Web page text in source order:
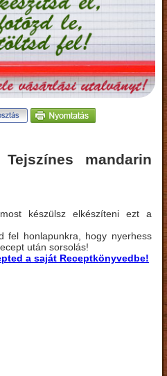
mandarin
készülsz elkészíteni ezt a
fel honlapunkra, hogy nyerhess
után sorsolás!
a saját Receptkönyvedbe!